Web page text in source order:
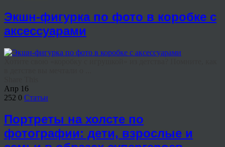
Экшн-фигурка по фото в коробке с
аксессуарами
Апр 16
252 0 Статьи
Портреты на холсте по
фотографии: дети, взрослые и